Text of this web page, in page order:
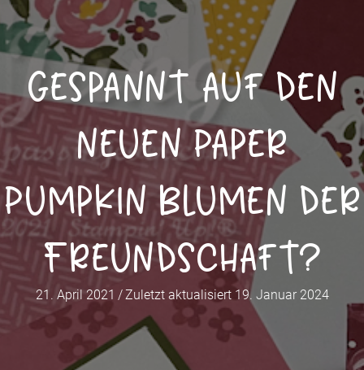
Gespannt auf den
neuen Paper
Pumpkin Blumen der
Freundschaft?
21. April 2021 / Zuletzt aktualisiert 19. Januar 2024